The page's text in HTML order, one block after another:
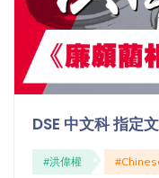
項
時符
合所
有標
登出
DSE 中文科 指定
#洪偉權